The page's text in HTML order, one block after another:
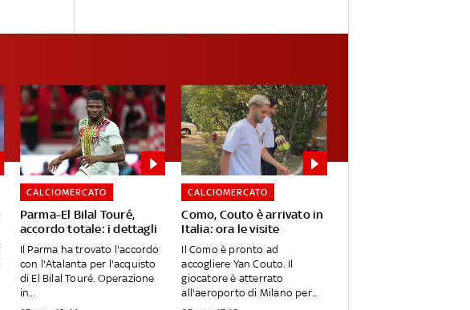
Parma-El Bilal Touré,
accordo totale: i dettagli
CALCIOMERCATO
Il Parma ha trovato l'accordo
con l'Atalanta per l'acquisto
di El Bilal Touré. Operazione
in...
Como, Couto è arrivato in
Italia: ora le visite
CALCIOMERCATO
Il Como è pronto ad
accogliere Yan Couto. Il
giocatore è atterrato
all'aeroporto di Milano per...